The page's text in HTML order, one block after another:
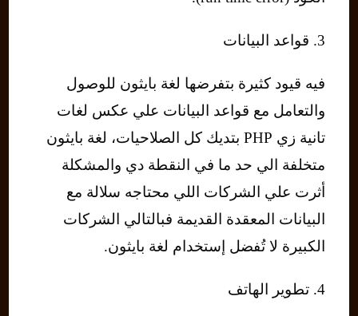
3. قواعد البيانات
فيه قيود كثيرة بتفرضها لغة بايثون للوصول
والتعامل مع قواعد البيانات علي عكس لغات
تانية زي PHP بتديك كل الصلاحيات، لغة بايثون
متخلفة الي حد ما في النقطة دي والمشكلة
أثرت علي الشركات اللي محتاجه سلالة مع
البيانات المعقدة القديمة فبالتالي الشركات
الكبيرة لا تُفضل إستخدام لغة بايثون.
4. تطوير الهاتف